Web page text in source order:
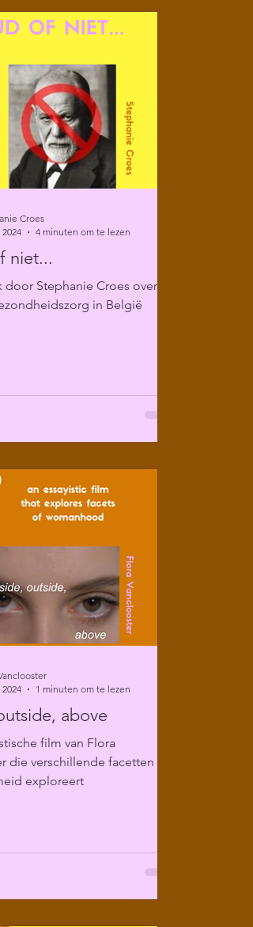
niet...
door Stephanie Croes over
in België
Croes
4 minuten om te lezen
above
film van Flora
die verschillende facetten van
exploreert
1 minuten om te lezen